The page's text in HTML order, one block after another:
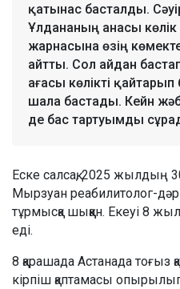
қатынас басталды.
Ұлдананың анасы
жарнасына өзің
айтты. Сол айдан
ағасы көлікті
шала бастады. Кейн
де бас тартуымды
Еске салсақ, 2025 жылдың
Мырзуан реабилитолог-
тұрмысқа шыққан. Екеуі 8
еді.
8 қарашада Астанада тоғыз
кірпіш қаптамасы